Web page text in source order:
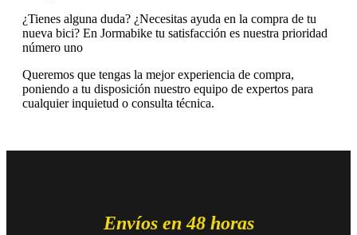
¿Tienes alguna duda? ¿Necesitas ayuda en la compra de tu
nueva bici? En Jormabike tu satisfacción es nuestra prioridad
número uno
Queremos que tengas la mejor experiencia de compra,
poniendo a tu disposición nuestro equipo de expertos para
cualquier inquietud o consulta técnica.
Envíos en 48 horas